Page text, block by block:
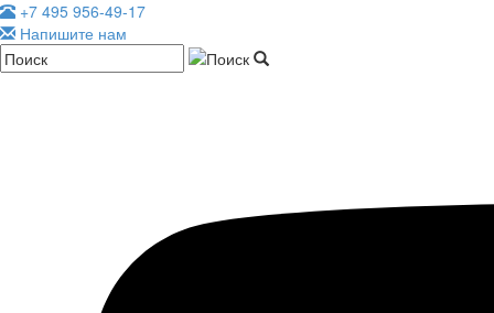
+7 495 956-49-17
Напишите нам